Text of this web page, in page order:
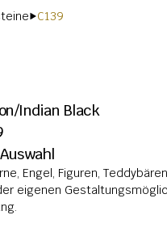
C139
Indian Black
Engel, Figuren,
eigenen